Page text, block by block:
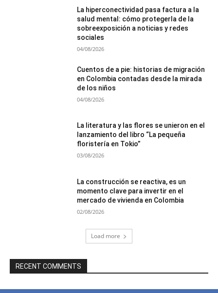
La hiperconectividad pasa factura a la
salud mental: cómo protegerla de la
sobreexposición a noticias y redes
sociales
04/08/2026
Cuentos de a pie: historias de migración
en Colombia contadas desde la mirada
de los niños
04/08/2026
La literatura y las flores se unieron en el
lanzamiento del libro “La pequeña
floristería en Tokio”
03/08/2026
La construcción se reactiva, es un
momento clave para invertir en el
mercado de vivienda en Colombia
02/08/2026
Load more
RECENT COMMENTS